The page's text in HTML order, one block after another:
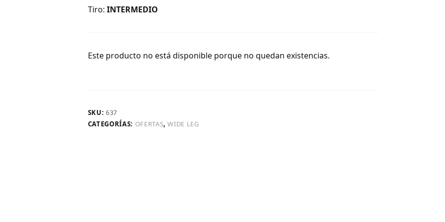
Tiro: INTERMEDIO
Este producto no está disponible porque no quedan existencias.
SKU:637
CATEGORÍAS: OFERTAS,WIDE LEG